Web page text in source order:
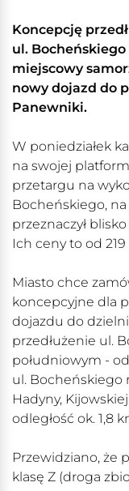
Koncepcję
ul.
miejscowy
nowy dojazd do
Panewniki.
W poniedziałek
na swojej
przetargu na
Bocheńskiego,
przeznaczył blisko
Ich ceny to od 219
Miasto chce
koncepcyjne dla
dojazdu do
przedłużenie ul.
południowym -
ul. Bocheńskiego
Hadyny,
odległość ok. 1,8
Przewidziano, że
klasę Z (droga